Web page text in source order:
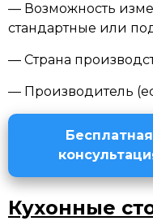
— Возможность
стандартные или
— Страна
— Производитель
Бесплатная
Кухонные